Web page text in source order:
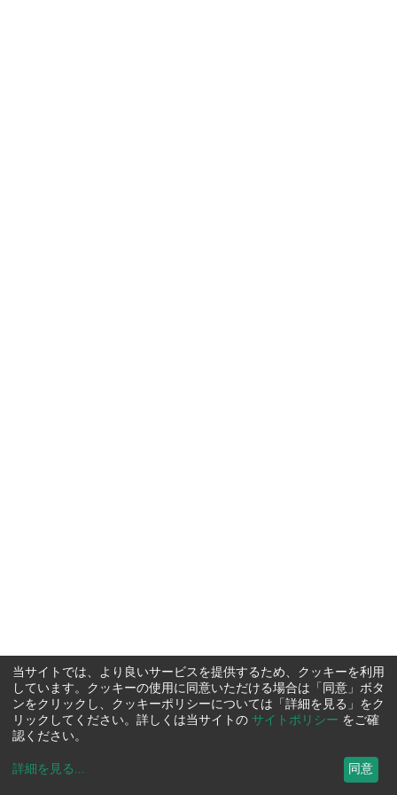
当サイトでは、より良いサービスを提供するため、クッキーを利用
しています。クッキーの使用に同意いただける場合は「同意」ボタ
ンをクリックし、クッキーポリシーについては「詳細を見る」をク
リックしてください。詳しくは当サイトの サイトポリシー をご確
認ください。
詳細を見る ... 同意